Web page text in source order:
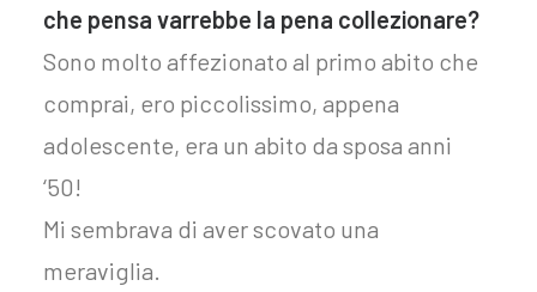
che pensa varrebbe la pena collezionare?
Sono molto affezionato al primo abito che
comprai, ero piccolissimo, appena
adolescente, era un abito da sposa anni
‘50!
Mi sembrava di aver scovato una
meraviglia.